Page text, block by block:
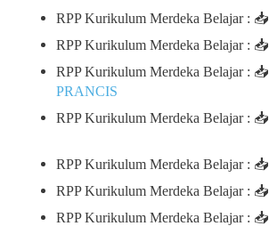
RPP Kurikulum Merdeka Belajar : 📥
RPP Kurikulum Merdeka Belajar : 📥
RPP Kurikulum Merdeka Belajar : 📥
PRANCIS
RPP Kurikulum Merdeka Belajar : 📥
RPP Kurikulum Merdeka Belajar : 📥
RPP Kurikulum Merdeka Belajar : 📥
RPP Kurikulum Merdeka Belajar : 📥